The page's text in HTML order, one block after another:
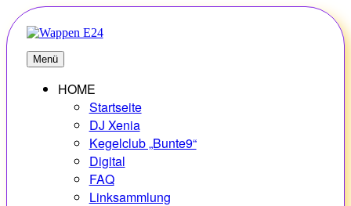
Zum
Inhalt
springen
E24
Erlebnisse – Hobbys – Vielfalt
Menü
HOME
Startseite
DJ Xenia
Kegelclub „Bunte9“
Digital
FAQ
Linksammlung